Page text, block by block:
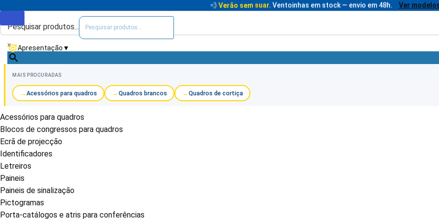
💨Verão sem suar. Ventoinhas em stock — envio em 48h. Ver
Pesquisar produtos...
× Apresentação ▼
MAIS PROCURADAS
Acessórios para quadros Quadros brancos Quadros de cortiça
Acessórios para quadros
Blocos de congressos para quadros
Ecrã de projecção
Identificadores
Letreiros
Paineis
Paineis de sinalização
Pictogramas
Porta-catálogos e atris para conferências